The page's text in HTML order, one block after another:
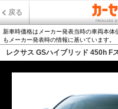
戻る
新車時価格はメーカー発表当時の車両本
もメーカー発表時の情報に基いています。
レクサス GSハイブリッド 450h F